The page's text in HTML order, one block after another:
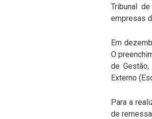
Tribunal
empresas
Em
O
de
Externo
Para a
de